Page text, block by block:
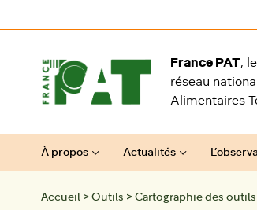
France PAT,
réseau
Alimentaires
À propos Actualités
Accueil > Outils > Cartographie des